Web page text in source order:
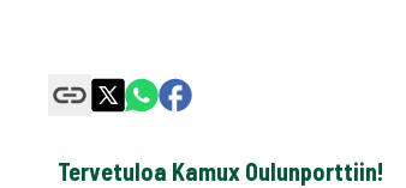
Tervetuloa Kamux Oulunporttiin!